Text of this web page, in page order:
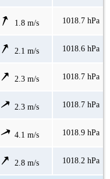
1.8 m/s 1018.7 hPa
2.1 m/s 1018.6 hPa
2.3 m/s 1018.7 hPa
2.3 m/s 1018.7 hPa
4.1 m/s 1018.9 hPa
2.8 m/s 1018.2 hPa